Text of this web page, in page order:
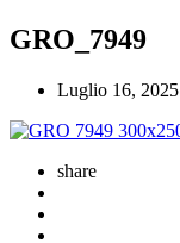
GRO_7949
Luglio 16, 2025
share